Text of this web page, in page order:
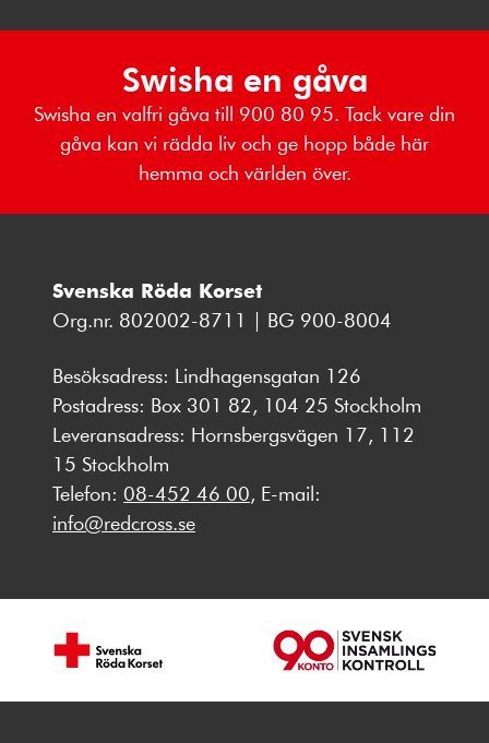
Swisha en gåva
Swisha en valfri gåva till 900 80 95. Tack vare din
gåva kan vi rädda liv och ge hopp både här
hemma och världen över.
Svenska Röda Korset
Org.nr. 802002-8711 | BG 900-8004
Besöksadress: Lindhagensgatan 126
Postadress: Box 301 82, 104 25 Stockholm
Leveransadress: Hornsbergsvägen 17, 112
15 Stockholm
Telefon: 08-452 46 00, E-mail:
info@redcross.se